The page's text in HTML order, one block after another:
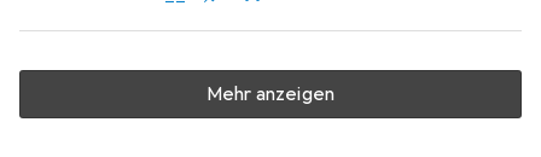
Mehr anzeigen